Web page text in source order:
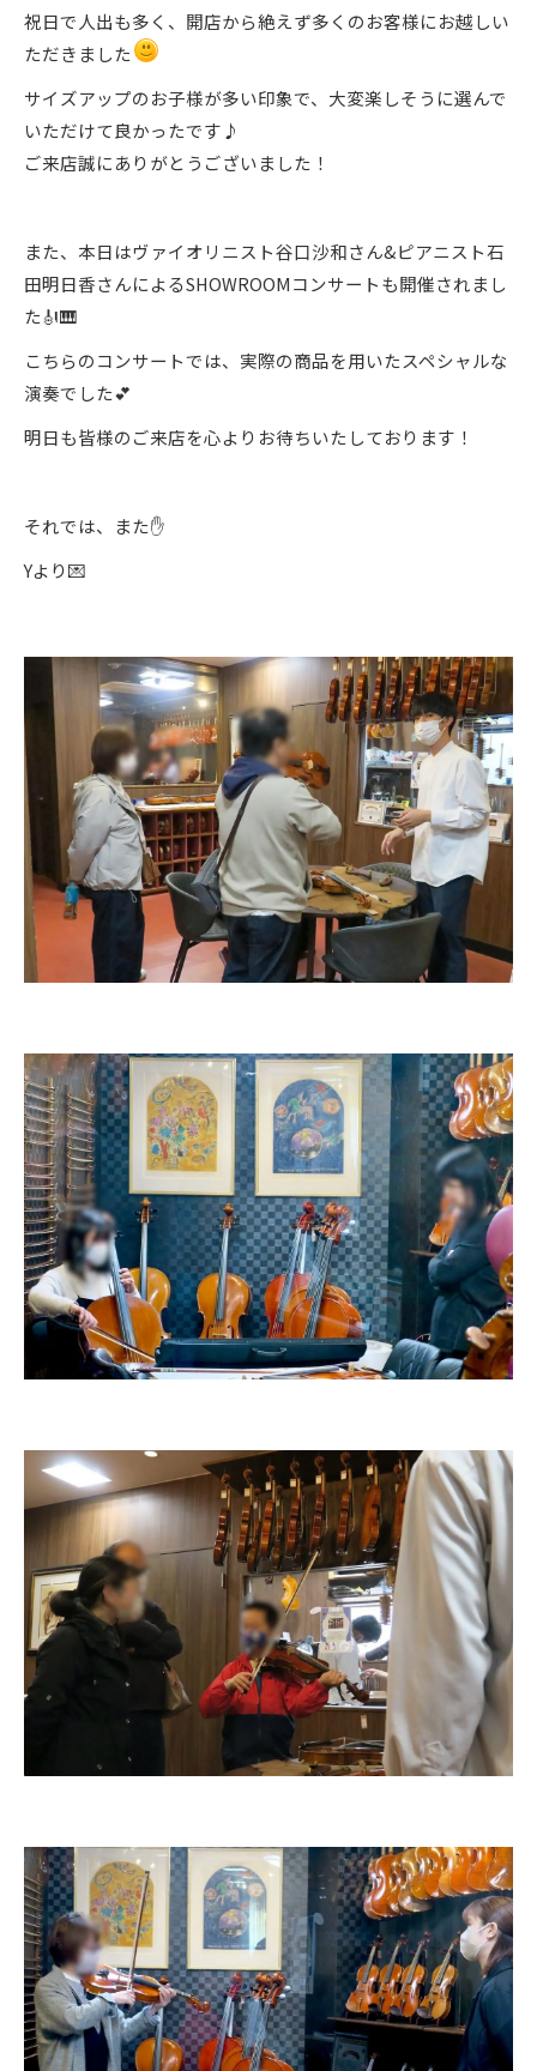
祝日で人出も多く、開店から絶えず多くのお客様にお越しい
ただきました
サイズアップのお子様が多い印象で、大変楽しそうに選んで
いただけて良かったです♪
ご来店誠にありがとうございました！
また、本日はヴァイオリニスト谷口沙和さん&ピアニスト石
田明日香さんによるSHOWROOMコンサートも開催されまし
た🎻🎹
こちらのコンサートでは、実際の商品を用いたスペシャルな
演奏でした💕
明日も皆様のご来店を心よりお待ちいたしております！
それでは、また✋
Yより💌